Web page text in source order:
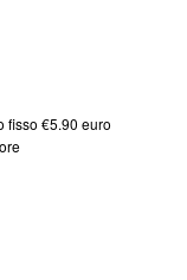
ed erbe
pesticidi.
fisso €5.90 euro